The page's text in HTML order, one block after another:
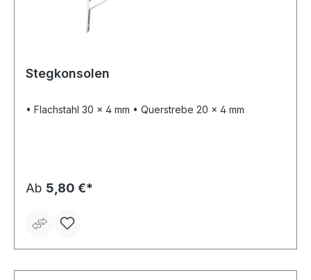
Stegkonsolen
• Flachstahl 30 x 4 mm • Querstrebe 20 x 4 mm
Ab 5,80 €*